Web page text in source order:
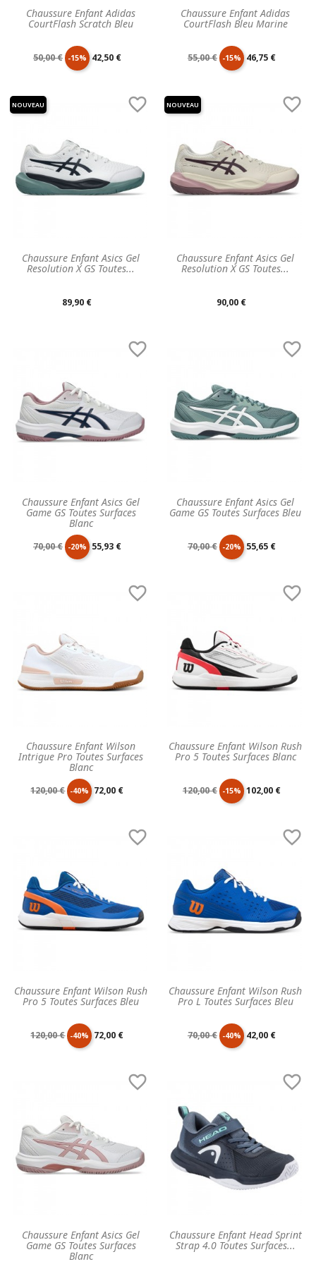
Chaussure Enfant Adidas
CourtFlash Scratch Bleu
Prix
50,00 € -15% Prix
42,50 €
Chaussure Enfant Adidas
CourtFlash Bleu Marine
Prix
55,00 € -15% Prix
46,75 €
Chaussure Enfant Asics Gel
Resolution X GS Toutes...

Prix
89,90 €
NOUVEAU
Chaussure Enfant Asics Gel
Resolution X GS Toutes...

Prix
90,00 €
NOUVEAU
Chaussure Enfant Asics Gel
Game GS Toutes Surfaces
Blanc

Prix
70,00 € -20% Prix
55,93 €
Chaussure Enfant Asics Gel
Game GS Toutes Surfaces Bleu

Prix
70,00 € -20% Prix
55,65 €
Chaussure Enfant Wilson
Intrigue Pro Toutes Surfaces
Blanc

Prix
120,00 € -40% Prix
72,00 €
Chaussure Enfant Wilson Rush
Pro 5 Toutes Surfaces Blanc

Prix
120,00 € -15% Prix
102,00 €
Chaussure Enfant Wilson Rush
Pro 5 Toutes Surfaces Bleu

Prix
120,00 € -40% Prix
72,00 €
Chaussure Enfant Wilson Rush
Pro L Toutes Surfaces Bleu

Prix
70,00 € -40% Prix
42,00 €
Chaussure Enfant Asics Gel
Game GS Toutes Surfaces
Blanc

Chaussure Enfant Head Sprint
Strap 4.0 Toutes Surfaces...
